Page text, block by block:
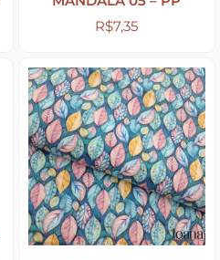
R$7,35